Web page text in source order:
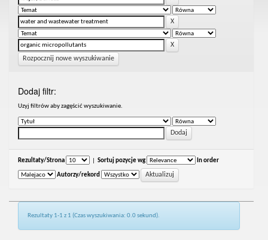
Rozpocznij nowe wyszukiwanie
Dodaj filtr:
Uzyj filtrów aby zagęścić wyszukiwanie.
Rezultaty/Strona Sortuj pozycje wg In order
Autorzy/rekord
Rezultaty 1-1 z 1 (Czas wyszukiwania: 0.0 sekund).